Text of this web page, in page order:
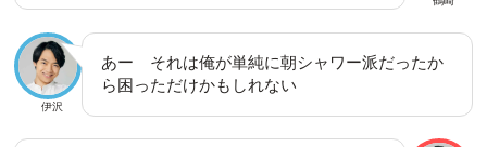
伊沢
あー それは俺が単純に朝シャワー派だったか
ら困っただけかもしれない